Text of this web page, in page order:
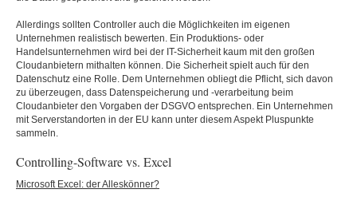
Allerdings sollten Controller auch die Möglichkeiten im eigenen
Unternehmen realistisch bewerten. Ein Produktions- oder
Handelsunternehmen wird bei der IT-Sicherheit kaum mit den großen
Cloudanbietern mithalten können. Die Sicherheit spielt auch für den
Datenschutz eine Rolle. Dem Unternehmen obliegt die Pflicht, sich davon
zu überzeugen, dass Datenspeicherung und -verarbeitung beim
Cloudanbieter den Vorgaben der DSGVO entsprechen. Ein Unternehmen
mit Serverstandorten in der EU kann unter diesem Aspekt Pluspunkte
sammeln.
Controlling-Software vs. Excel
Microsoft Excel: der Alleskönner?